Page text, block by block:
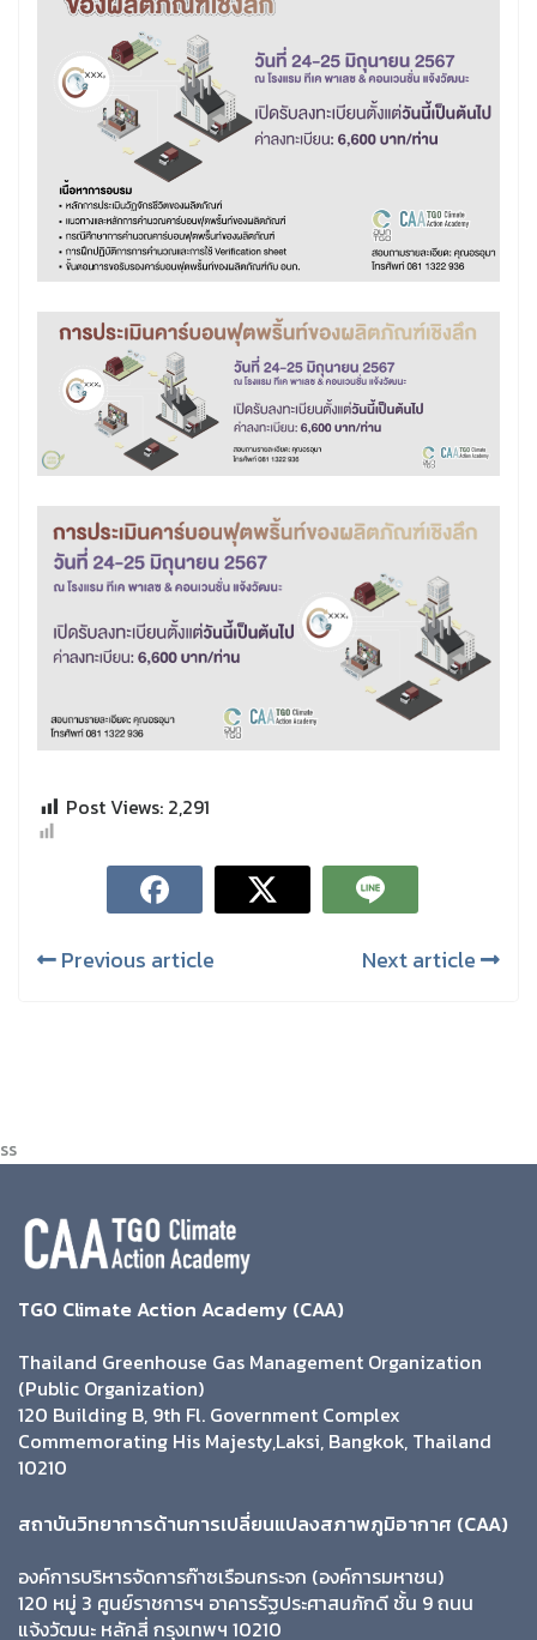
Post Views: 2,291
Previous article Next article
ss
TGO Climate Action Academy (CAA)
Thailand Greenhouse Gas Management Organization
(Public Organization)
120 Building B, 9th Fl. Government Complex
Commemorating His Majesty,Laksi, Bangkok, Thailand
10210
สถาบันวิทยาการด้านการเปลี่ยนแปลงสภาพภูมิอากาศ (CAA)
องค์การบริหารจัดการก๊าซเรือนกระจก (องค์การมหาชน)
120 หมู่ 3 ศูนย์ราชการฯ อาคารรัฐประศาสนภักดี ชั้น 9 ถนน
แจ้งวัฒนะ หลักสี่ กรุงเทพฯ 10210